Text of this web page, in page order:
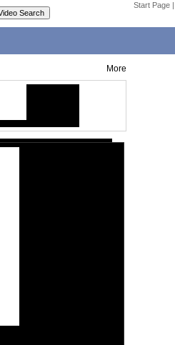
Start Page |
More